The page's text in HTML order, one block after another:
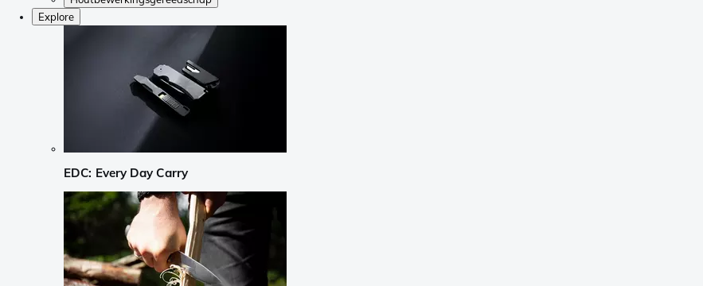
Explore
EDC: Every Day Carry